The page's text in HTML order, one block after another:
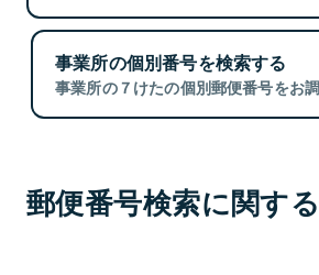
事業所の個別番号を検索する
事業所の７けたの個別郵便番号をお調
郵便番号検索に関す